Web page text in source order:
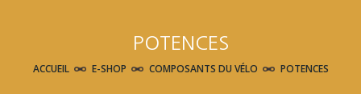
POTENCES
ACCUEIL E-SHOP COMPOSANTS DU VÉLO POTENCES